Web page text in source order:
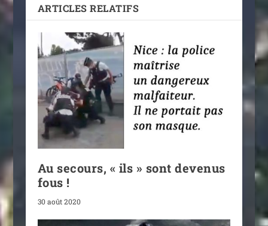
ARTICLES RELATIFS
Au secours, « ils » sont devenus
fous !
30 août 2020